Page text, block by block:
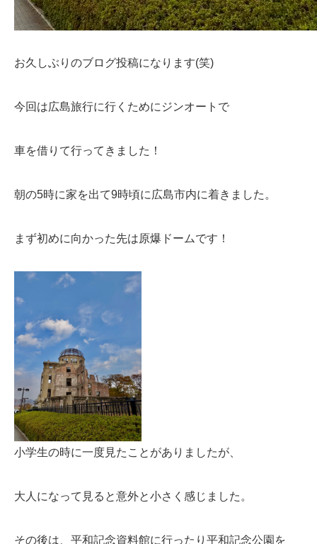
お久しぶりのブログ投稿になります(笑)
今回は広島旅行に行くためにジンオートで
車を借りて行ってきました！
朝の5時に家を出て9時頃に広島市内に着きました。
まず初めに向かった先は原爆ドームです！
小学生の時に一度見たことがありましたが、
大人になって見ると意外と小さく感じました。
その後は、平和記念資料館に行ったり平和記念公園を